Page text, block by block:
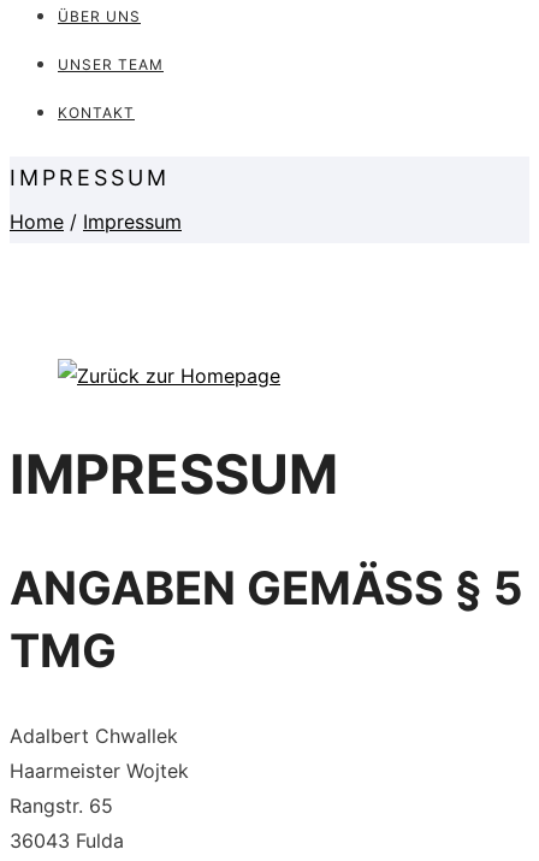
ÜBER UNS
UNSER TEAM
KONTAKT
IMPRESSUM
Home / Impressum
IMPRESSUM
ANGABEN GEMÄSS § 5 T
MG
Adalbert Chwallek
Haarmeister Wojtek
Rangstr. 65
36043 Fulda